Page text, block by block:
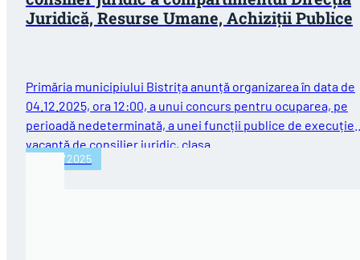
Juridică, Resurse Umane, Achiziții Publice
Primăria municipiului Bistrița anunță organizarea în data de
04.12.2025, ora 12:00, a unui concurs pentru ocuparea, pe
perioadă nedeterminată, a unei funcții publice de execuție
vacantă de consilier juridic, clasa…
27/10/2025